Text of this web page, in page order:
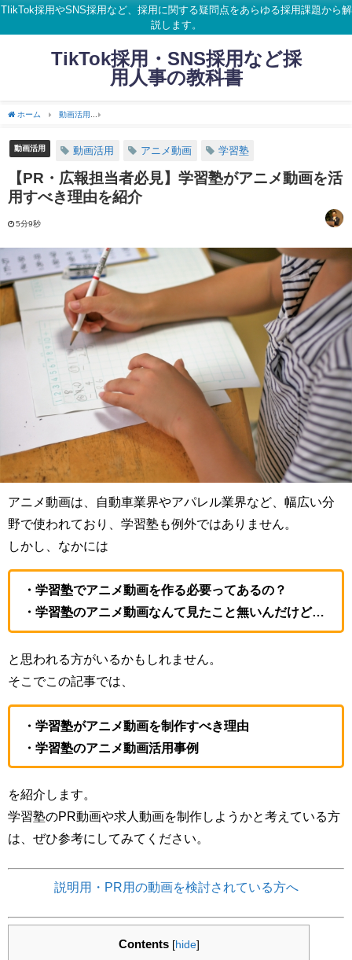
TIikTok採用やSNS採用など、採用に関する疑問点をあらゆる採用課題から解
説します。
TikTok採用・SNS採用など採
用人事の教科書
ホーム 動画活用
動画活用 動画活用 アニメ動画 学習塾
【PR・広報担当者必見】学習塾がアニメ動画を活
用すべき理由を紹介
5分9秒
アニメ動画は、自動車業界やアパレル業界など、幅広い分
野で使われており、学習塾も例外ではありません。
しかし、なかには
・学習塾でアニメ動画を作る必要ってあるの？
・学習塾のアニメ動画なんて見たこと無いんだけど…
と思われる方がいるかもしれません。
そこでこの記事では、
・学習塾がアニメ動画を制作すべき理由
・学習塾のアニメ動画活用事例
を紹介します。
学習塾のPR動画や求人動画を制作しようかと考えている方
は、ぜひ参考にしてみてください。
説明用・PR用の動画を検討されている方へ
Contents [hide]